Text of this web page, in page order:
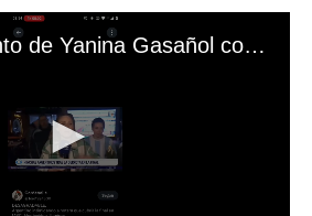
El mal momento de Yanina Gasañol con un hincha argentino en "Subrayado"